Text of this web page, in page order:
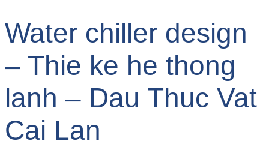
Water chiller design
– Thie ke he thong
lanh – Dau Thuc Vat
Cai Lan